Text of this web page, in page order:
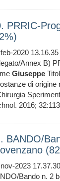
PRRIC-
2020 13.16.35
Annex B)
Giuseppe
di origine
2016;
BANDO/
2023 17.37.30
Bando n. 2